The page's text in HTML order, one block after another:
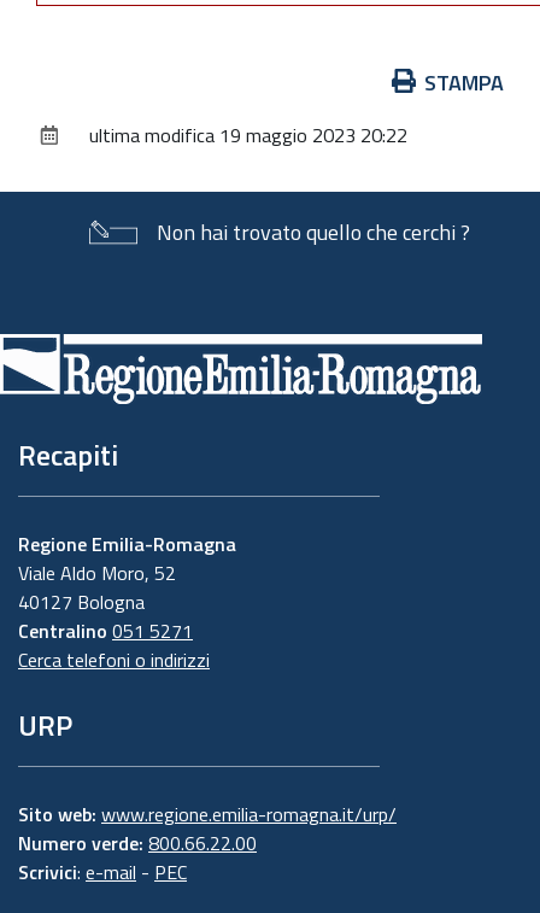
documento
STAMPA
ultima modifica 19 maggio 2023 20:22
Non hai trovato quello che cerchi ?
di
pagina
Recapiti
Regione Emilia-Romagna
Viale Aldo Moro, 52
40127 Bologna
Centralino 051 5271
Cerca telefoni o indirizzi
URP
Sito web: www.regione.emilia-romagna.it/urp/
Numero verde: 800.66.22.00
Scrivici: e-mail - PEC